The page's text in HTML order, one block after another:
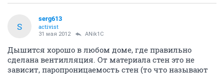
S
serg613
activist
31 мая 2012 ANik1C
Дышится хорошо в любом доме, где правильно
сделана вентилляция. От материала стен это не
зависит, паропроницаемость стен (то что называют